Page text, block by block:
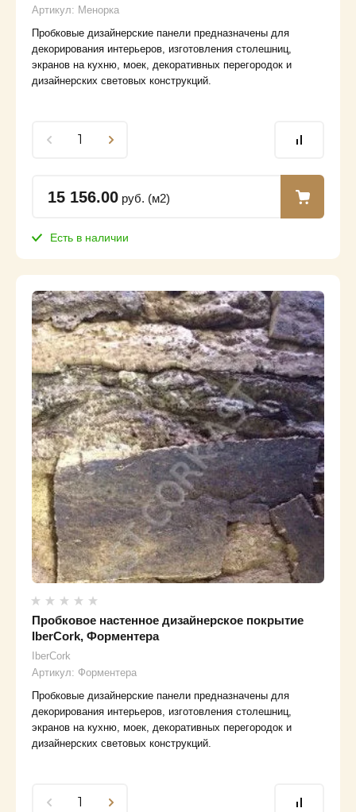
Артикул: Менорка
Пробковые дизайнерские панели предназначены для
декорирования интерьеров, изготовления столешниц,
экранов на кухню, моек, декоративных перегородок и
дизайнерских световых конструкций.
15 156.00 руб. (м2)
Есть в наличии
Пробковое настенное дизайнерское покрытие
IberCork, Форментера
IberCork
Артикул: Форментера
Пробковые дизайнерские панели предназначены для
декорирования интерьеров, изготовления столешниц,
экранов на кухню, моек, декоративных перегородок и
дизайнерских световых конструкций.